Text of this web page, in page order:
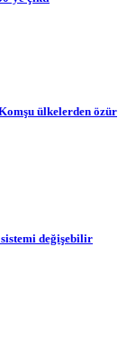
ülkelerden özür
değişebilir